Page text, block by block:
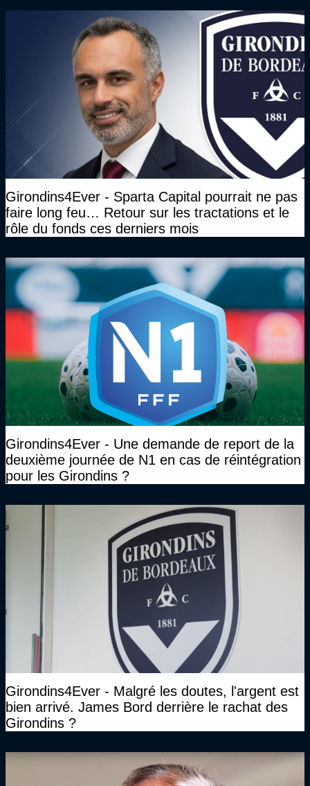
Girondins4Ever - Sparta Capital pourrait ne pas
faire long feu… Retour sur les tractations et le
rôle du fonds ces derniers mois
Girondins4Ever - Une demande de report de la
deuxième journée de N1 en cas de réintégration
pour les Girondins ?
Girondins4Ever - Malgré les doutes, l'argent est
bien arrivé. James Bord derrière le rachat des
Girondins ?